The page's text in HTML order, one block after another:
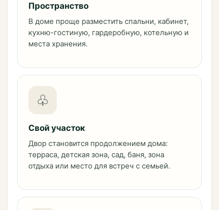
Пространство
В доме проще разместить спальни, кабинет,
кухню-гостиную, гардеробную, котельную и
места хранения.
♧
Свой участок
Двор становится продолжением дома:
терраса, детская зона, сад, баня, зона
отдыха или место для встреч с семьей.